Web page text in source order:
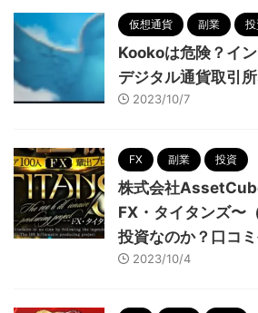
仮想通貨 副業
Kookoは危険？イ
デジタル通貨取引
2023/10/7
FX 副業 投資
株式会社
FX・タイタンズ〜
投資なのか？口コ
2023/10/4